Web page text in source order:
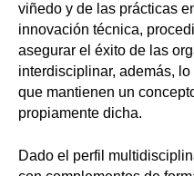
viñedo y de las prácticas
innovación técnica,
asegurar el éxito de las
interdisciplinar, además,
que mantienen un
propiamente dicha.
Dado el perfil